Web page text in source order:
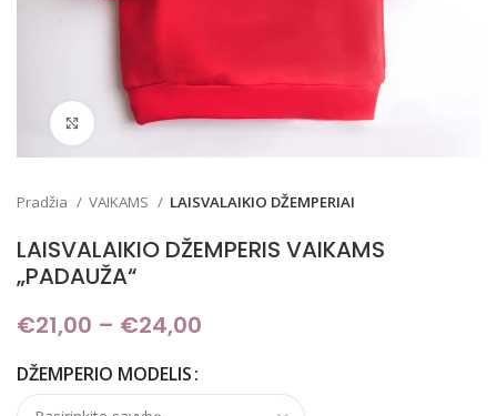
Padidinti
Pradžia VAIKAMS LAISVALAIKIO DŽEMPERIAI
LAISVALAIKIO DŽEMPERIS VAIKAMS
„PADAUŽA“
€21,00 – €24,00
DŽEMPERIO MODELIS